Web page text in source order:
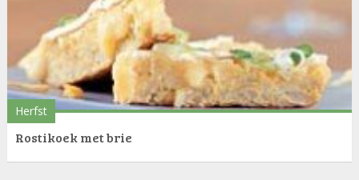
Herfst
Rostikoek met brie